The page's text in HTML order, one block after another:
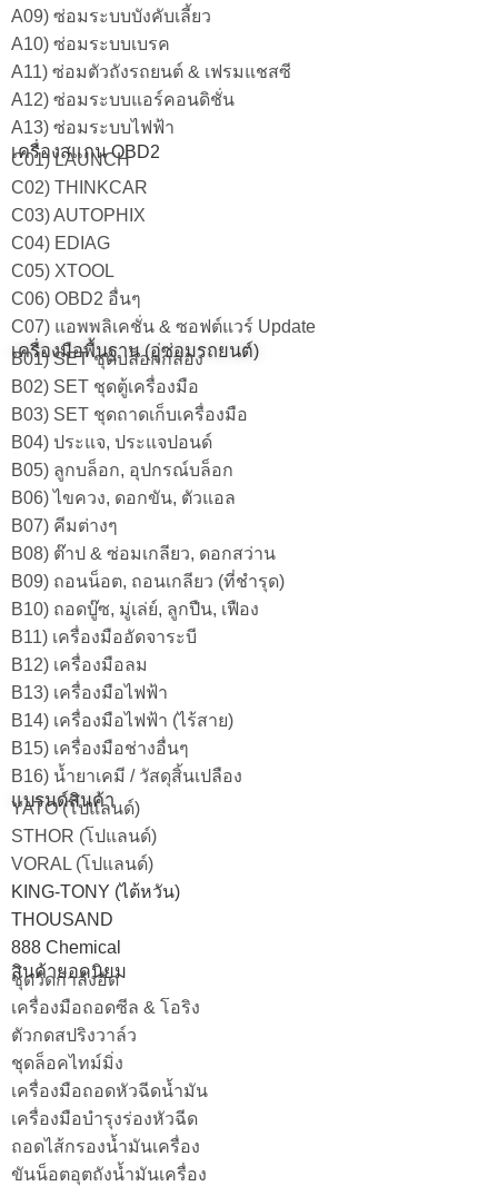
A09) ซ่อมระบบบังคับเลี้ยว
A10) ซ่อมระบบเบรค
A11) ซ่อมตัวถังรถยนต์ & เฟรมแชสซี
A12) ซ่อมระบบแอร์คอนดิชั่น
A13) ซ่อมระบบไฟฟ้า
เครื่องสแกน OBD2
C01) LAUNCH
C02) THINKCAR
C03) AUTOPHIX
C04) EDIAG
C05) XTOOL
C06) OBD2 อื่นๆ
C07) แอพพลิเคชั่น & ซอฟต์แวร์ Update
เครื่องมือพื้นฐาน (อู่ซ่อมรถยนต์)
B01) SET ชุดบล็อกกล่อง
B02) SET ชุดตู้เครื่องมือ
B03) SET ชุดถาดเก็บเครื่องมือ
B04) ประแจ, ประแจปอนด์
B05) ลูกบล็อก, อุปกรณ์บล็อก
B06) ไขควง, ดอกขัน, ตัวแอล
B07) คีมต่างๆ
B08) ต๊าป & ซ่อมเกลียว, ดอกสว่าน
B09) ถอนน็อต, ถอนเกลียว (ที่ชำรุด)
B10) ถอดบู๊ซ, มู่เล่ย์, ลูกปืน, เฟือง
B11) เครื่องมืออัดจาระบี
B12) เครื่องมือลม
B13) เครื่องมือไฟฟ้า
B14) เครื่องมือไฟฟ้า (ไร้สาย)
B15) เครื่องมือช่างอื่นๆ
B16) น้ำยาเคมี / วัสดุสิ้นเปลือง
แบรนด์สินค้า
YATO (โปแลนด์)
STHOR (โปแลนด์)
VORAL (โปแลนด์)
KING-TONY (ไต้หวัน)
THOUSAND
888 Chemical
สินค้ายอดนิยม
ชุดวัดกำลังอัด
เครื่องมือถอดซีล & โอริง
ตัวกดสปริงวาล์ว
ชุดล็อคไทม์มิ่ง
เครื่องมือถอดหัวฉีดน้ำมัน
เครื่องมือบำรุงร่องหัวฉีด
ถอดไส้กรองน้ำมันเครื่อง
ขันน็อตอุตถังน้ำมันเครื่อง